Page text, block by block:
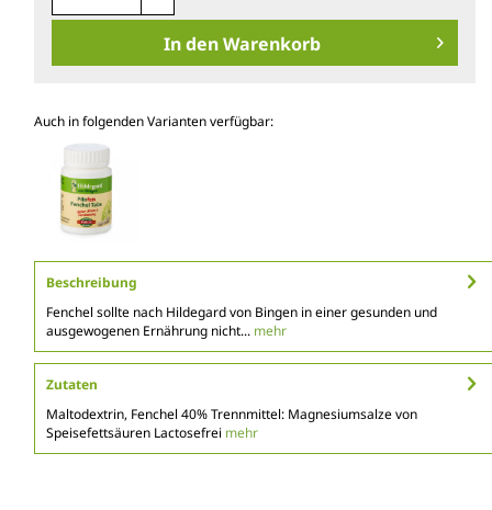
In den Warenkorb
Auch in folgenden Varianten verfügbar:
Beschreibung
Fenchel sollte nach Hildegard von Bingen in einer gesunden und
ausgewogenen Ernährung nicht... mehr
Zutaten
Maltodextrin, Fenchel 40% Trennmittel: Magnesiumsalze von
Speisefettsäuren Lactosefrei mehr